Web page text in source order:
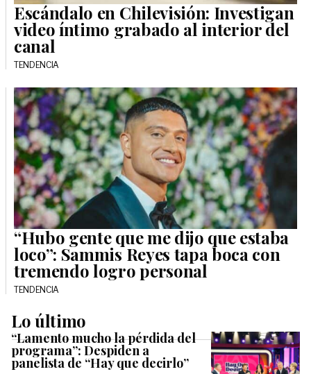
Escándalo en Chilevisión: Investigan
video íntimo grabado al interior del
canal
TENDENCIA
“Hubo gente que me dijo que estaba
loco”: Sammis Reyes tapa boca con
tremendo logro personal
TENDENCIA
Lo último
“Lamento mucho la pérdida del
programa”: Despiden a
panelista de “Hay que decirlo”